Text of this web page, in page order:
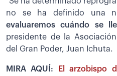
no se ha definido una
evaluaremos cuándo se
presidente de la
del Gran Poder, Juan Ichuta.
MIRA AQUÍ:
El arzobispo